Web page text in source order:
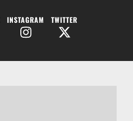
INSTAGRAM TWITTER